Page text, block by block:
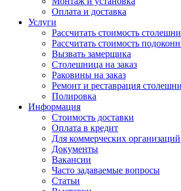
Оплата и доставка
Услуги
Рассчитать стоимость
Рассчитать стоимость
Вызвать замерщика
Столешница на заказ
Раковины на заказ
Ремонт и реставрация
Полировка
Информация
Стоимость доставки
Оплата в кредит
Для коммерческих организаций
Документы
Вакансии
Часто задаваемые вопросы
Статьи